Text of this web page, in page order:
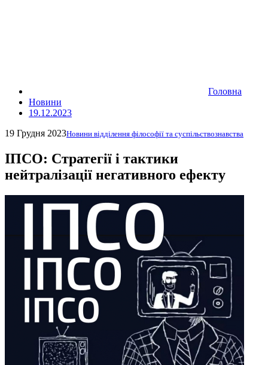
Головна
Новини
19.12.2023
19 Грудня 2023Новини відділення філософії та суспільствознавства
ІПСО: Стратегії і тактики
нейтралізації негативного ефекту